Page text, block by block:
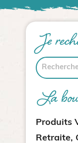
Je
La
Produits
Retraite,